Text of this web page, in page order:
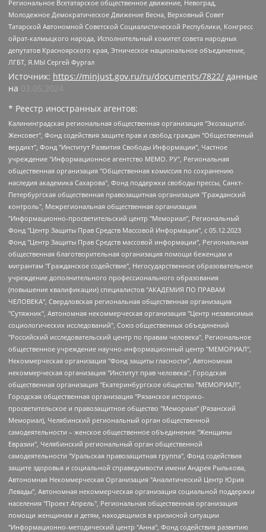
Региональное Всетатарское общественное движение, Невоград,
Молодежное Демократическое Движение Весна, Верховный Совет
Татарской Автономной Советской Социалистической Республики, Конгресс
ойрат-калмыцкого народа, Исполнительный комитет совета народных
депутатов Красноярского края, Этническое национальное объединение,
ЛГБТ, Я.МЫ Сергей Фургал
Источник: https://minjust.gov.ru/ru/documents/7822/ данные
на 03.05.2024
* Реестр иностранных агентов:
Калининградская региональная общественная организация "Экозащита!-Женсовет", Фонд содействия защите прав и свобод граждан "Общественный вердикт", Фонд "Институт Развития Свободы Информации", Частное учреждение "Информационное агентство МЕМО. РУ", Региональная общественная организация "Общественная комиссия по сохранению наследия академика Сахарова", Фонд поддержки свободы прессы, Санкт-Петербургская общественная правозащитная организация "Гражданский контроль", Межрегиональная общественная организация "Информационно-просветительский центр "Мемориал", Региональный Фонд "Центр Защиты Прав Средств Массовой Информации", с 05.12.2023 Фонд "Центр Защиты Прав Средств массовой информации", Региональная общественная благотворительная организация помощи беженцам и мигрантам "Гражданское содействие", Негосударственное образовательное учреждение дополнительного профессионального образования (повышение квалификации) специалистов "АКАДЕМИЯ ПО ПРАВАМ ЧЕЛОВЕКА", Свердловская региональная общественная организация "Сутяжник", Автономная некоммерческая организация "Центр независимых социологических исследований", Союз общественных объединений "Российский исследовательский центр по правам человека", Региональное общественное учреждение научно-информационный центр "МЕМОРИАЛ", Некоммерческая организация "Фонд защиты гласности", Автономная некоммерческая организация "Институт прав человека", Городская общественная организация "Екатеринбургское общество "МЕМОРИАЛ", Городская общественная организация "Рязанское историко-просветительское и правозащитное общество "Мемориал" (Рязанский Мемориал), Челябинский региональный орган общественной самодеятельности – женское общественное объединение "Женщины Евразии", Челябинский региональный орган общественной самодеятельности "Уральская правозащитная группа", Фонд содействия защите здоровья и социальной справедливости имени Андрея Рылькова, Автономная Некоммерческая Организация "Аналитический Центр Юрия Левады", Автономная некоммерческая организация социальной поддержки населения "Проект Апрель", Региональная общественная организация помощи женщинам и детям, находящимся в кризисной ситуации "Информационно-методический центр "Анна", Фонд содействия развитию массовых коммуникаций и правовому просвещению "Так-так-Так", Фонд содействия устойчивому развитию "Серебряная тайга", Свердловский региональный общественный фонд социальных проектов "Новое время", "Idel.Реалии", Кавказ.Реалии, Крым.Реалии, Телеканал Настоящее Время, Татаро-башкирская служба Радио Свобода (Azatliq Radiosi), Радио Свободная Европа/Радио Свобода (PCE/PC), "Сибирь.Реалии", "Фактограф", Благотворительный фонд помощи осужденным и их семьям, Автономная некоммерческая организация "Институт глобализации и социальных движений", Фонд "В защиту прав заключенных", Частное учреждение "Центр поддержки и содействия развитию средств массовой информации", Пензенский региональный общественный благотворительный фонд "Гражданский союз", "Север.Реалии", Некоммерческая организация Фонд "Правовая инициатива", Общество с ограниченной ответственностью "Радио Свободная Европа/Радио Свобода", Чешское информационное агентство "MEDIUM-ORIENT", Красноярская региональная общественная организация "Мы против СПИДа", Камалягин Денис Николаевич, Маркелов Сергей Евгеньевич, Пономарев Лев Александрович, Савицкая Людмила Алексеевна, Автономная некоммерческая организация "Центр по работе с проблемой насилия "НАСИЛИЮ.НЕТ", Межрегиональный профессиональный союз работников здравоохранения "Альянс врачей", Юридическое лицо, зарегистрированное в Латвийской Республике, SIA "Medusa Project" (регистрационный номер 40103797863, дата регистрации 10.06.2014), Некоммерческая организация "Фонд по борьбе с коррупцией", Автономная некоммерческая организация "Институт права и публичной политики", Баданин Роман Сергеевич, Гликин Максим Александрович, Железнова Мария Михайловна, Лукьянова Юлия Сергеевна, Маетная Елизавета Витальевна, Маняхин Петр Борисович, Чуракова Ольга Владимировна, Ярош Юлия Петровна, Юридическое лицо "The Insider SIA", зарегистрированное в Риге, Латвийская Республика (дата регистрации 26.06.2015), являющееся администратором доменного имени интернет-издания "The Insider SIA", https://theins.ru, Постернак Алексей Евгеньевич, Рубин Михаил Аркадьевич, Анин Роман Александрович, Юридическое лицо Istories fonds, зарегистрированное в Латвийской Республике (регистрационный номер 50008295751, дата регистрации 24.02.2020), Великовский Дмитрий Александрович, Долинина Ирина Николаевна, Мароховская Алеся Алексеевна, Шлейнов Роман Юрьевич, Шмагун Олеся Валентиновна, Общество с ограниченной ответственностью "Альтаир 2021", Общество с ограниченной ответственностью "Вега 2021", Общество с ограниченной ответственностью "Главный редактор 2021", Общество с ограниченной ответственностью "Ромашки монолит", Важенков Артем Валерьевич, Ивановская областная общественная организация "Центр гендерных исследований", Гурман Юрий Альбертович, Медиапроект "ОВД-Инфо", Егоров Владимир Владимирович, Жилинский Владимир Александрович, Общество с ограниченной ответственностью "ЗП", Иванова София Юрьевна, Карезина Инна Павловна, Кильтау Екатерина Викторовна, Петров Алексей Викторович, Пискунов Сергей Евгеньевич, Смирнов Сергей Сергеевич, Тихонов Михаил Сергеевич, Общество с ограниченной ответственностью "ЖУРНАЛИСТ-ИНОСТРАННЫЙ АГЕНТ", Арапова Галина Юрьевна, Вольтская Татьяна Анатольевна, Американская компания "Mason G.E.S. Anonymous Foundation" (США), являющаяся владельцем интернет-издания https://mnews.world/, Компания "Stichting Bellingcat", зарегистрированная в Нидерландах (дата регистрации 11.07.2018), Захаров Андрей Вячеславович, Клепиковская Екатерина Дмитриевна, Общество с ограниченной ответственностью "МЕМО", Перл Роман Александрович, Симонов Евгений Алексеевич, Соловьева Елена Анатольевна, Сотников Даниил Владимирович, Сурначева Елизавета Дмитриевна, Автономная некоммерческая организация по защите прав человека и информированию населения "Якутия – Наше Мнение", Общество с ограниченной ответственностью "Москоу диджитал медиа", с 26.01.2023 Общество с ограниченной ответственностью "Чайка Белые сады", Ветошкина Валерия Валерьевна, Заговора Максим Александрович, Межрегиональное общественное движение "Российская ЛГБТ - сеть", Оленичев Максим Владимирович, Павлов Иван Юрьевич, Скворцова Елена Сергеевна, Общество с ограниченной ответственностью "Как бы инагент", Кочетков Игорь Викторович, Общество с ограниченной ответственностью "Честные выборы", Еланчик Олег Александрович, Общество с ограниченной ответственностью "Нобелевский призыв", Гималова Регина Эмилевна, Григорьев Андрей Валерьевич, Григорьева Алина Александровна, Ассоциация по содействию защите прав призывников, альтернативнослужащих и военнослужащих "Правозащитная группа "Гражданин.Армия.Право", Хисамова Регина Фаритовна, Автономная некоммерческая организация по реализации социально-правовых программ "Лилит", Дальневосточное общественное движение "Маяк", Санкт-Петербургская ЛГБТ-инициативная группа "Выход", Инициативная группа ЛГБТ+ "Реверс", Алексеев Андрей Викторович, Бекбулатова Таисия Львовна, Беляев Иван Михайлович, Владыкина Елена Сергеевна, Гельман Марат Александрович, Никульшина Вероника Юрьевна, Толоконникова Надежда Андреевна, Шендерович Виктор Анатольевич, Общество с ограниченной ответственностью "Данное сообщение", Общество с ограниченной ответственностью Издательский дом "Новая глава", Айнбиндер Александра Александровна, Московский комьюнити-центр для ЛГБТ+инициатив, Благотворительный фонд развития филантропии, Deutsche Welle (Германия, Kurt-Schumacher-Strasse 3, 53113 Bonn), Борзунова Мария Михайловна, Воробьев Виктор Викторович, Голубева Анна Львовна, Константинова Алла Михайловна, Малкова Ирина Владимировна, Мурадов Мурад Абдулгалимович, Осетинская Елизавета Николаевна, Понасенков Евгений Николаевич, Ганапольский Матвей Юрьевич, Киселев Евгений Алексеевич, Борухович Ирина Григорьевна, Дремин Иван Тимофеевич, Дубровский Дмитрий Викторович, Красноярская региональная общественная организация поддержки и развития альтернативных образовательных технологий и межкультурных коммуникаций "ИНТЕРРА", Маяковская Екатерина Алексеевна, Фейгин Марк Захарович, Филимонов Андрей Викторович, Дзугкоева Регина Николаевна, Доброхотов Роман Александрович, Дудь Юрий Александрович, Елкин Сергей Владимирович, Кругликов Кирилл Игоревич, Сабунаева Мария Леонидовна, Семенов Алексей Владимирович, Шаинян Карен Багратович, Шульман Екатерина Михайловна, Асафьев Артур Валерьевич, Вахштайн Виктор Семенович, Венедиктов Алексей Алексеевич, Лушникова Екатерина Евгеньевна, Волков Леонид Михайлович, Невзоров Александр Глебович, Пархоменко Сергей Борисович, Сироткин Ярослав Николаевич, Кара-Мурза Владимир Владимирович, Баранова Наталья Владимировна, Гозман Леонид Яковлевич, Кагарлицкий Борис Юльевич, Климарев Михаил Валерьевич, Милов Владимир Станиславович, Автономная некоммерческая организация Краснодарский центр современного искусства "Типография", Моргенштерн Алишер Тагирович, Соболь Любовь Эдуардовна, Общество с ограниченной ответственностью "ЛИЗА НОРМ", Каспаров Гарри Кимович, Ходорковский Михаил Борисович, Общество с ограниченной ответственностью "Апрельские тезисы", Данилович Ирина Брониславовна, Кашин Олег Владимирович, Петров Николай Владимирович, Пивоваров Алексей Владимирович, Соколов Михаил Владимирович, Цветкова Юлия Владимировна, Чичваркин Евгений Александрович, Комитет против пыток/Команда против пыток, Общество с ограниченной ответственностью "Первый научный", Общество с ограниченной ответственностью "Вертолет и ко", Белоцерковская Вероника Борисовна, Кац Максим Евгеньевич, Лазарева Татьяна Юрьевна, Шаведдинов Руслан Табризович, Яшин Илья Валерьевич, Общество с ограниченной ответственностью "Иноагент ААВ", Алешковский Дмитрий Петрович, Альбац Евгения Марковна, Быков Дмитрий Львович, Галямина Юлия Евгеньевна, Лойко Сергей Леонидович, Мартынов Кирилл Константинович, Медведев Сергей Александрович, Крашенинников Федор Геннадиевич, Гордеева Катерина Вл